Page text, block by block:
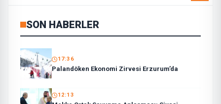
SON HABERLER
17:36
Palandöken Ekonomi Zirvesi Erzurum’da
12:13